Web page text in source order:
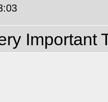
Important